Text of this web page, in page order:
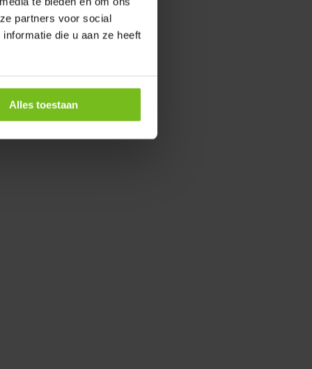
partners voor social
die u aan ze heeft
Alles toestaan